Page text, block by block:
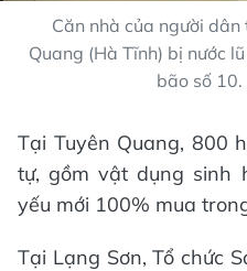
Căn nhà của người
Quang (Hà Tĩnh) bị nước
bão số
Tại Tuyên Quang, 800
tự, gồm vật dụng sinh
yếu mới 100% mua
Tại Lạng Sơn, Tổ chức